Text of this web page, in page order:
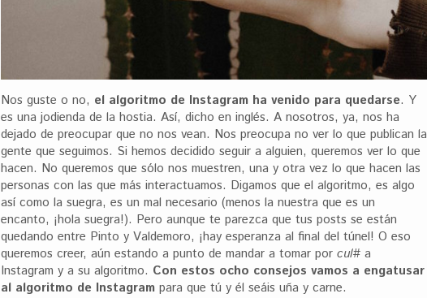
Nos guste o no, el algoritmo de Instagram ha venido para quedarse. Y
es una jodienda de la hostia. Así, dicho en inglés. A nosotros, ya, nos ha
dejado de preocupar que no nos vean. Nos preocupa no ver lo que publican la
gente que seguimos. Si hemos decidido seguir a alguien, queremos ver lo que
hacen. No queremos que sólo nos muestren, una y otra vez lo que hacen las
personas con las que más interactuamos. Digamos que el algoritmo, es algo
así como la suegra, es un mal necesario (menos la nuestra que es un
encanto, ¡hola suegra!). Pero aunque te parezca que tus posts se están
quedando entre Pinto y Valdemoro, ¡hay esperanza al final del túnel! O eso
queremos creer, aún estando a punto de mandar a tomar por cul# a
Instagram y a su algoritmo. Con estos ocho consejos vamos a engatusar
al algoritmo de Instagram para que tú y él seáis uña y carne.